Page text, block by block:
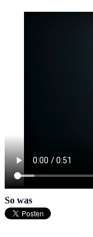
So was